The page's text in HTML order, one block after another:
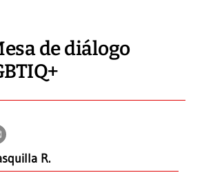
de diálogo
R.